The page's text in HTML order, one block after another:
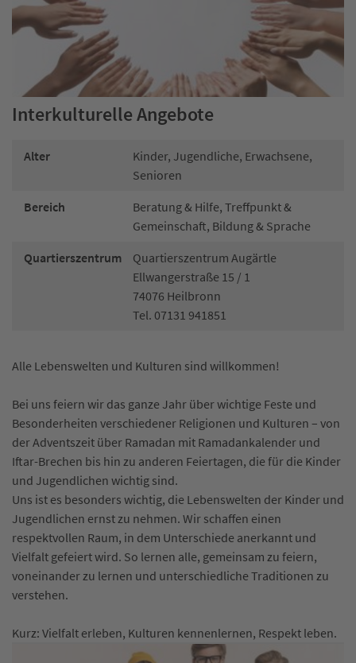
Interkulturelle Angebote
Alter
Kinder, Jugendliche, Erwachsene,
Senioren
Bereich
Beratung & Hilfe, Treffpunkt &
Gemeinschaft, Bildung & Sprache
Quartierszentrum
Quartierszentrum Augärtle
Ellwangerstraße 15 / 1
74076 Heilbronn
Tel. 07131 941851
Alle Lebenswelten und Kulturen sind willkommen!
Bei uns feiern wir das ganze Jahr über wichtige Feste und
Besonderheiten verschiedener Religionen und Kulturen – von
der Adventszeit über Ramadan mit Ramadankalender und
Iftar-Brechen bis hin zu anderen Feiertagen, die für die Kinder
und Jugendlichen wichtig sind.
Uns ist es besonders wichtig, die Lebenswelten der Kinder und
Jugendlichen ernst zu nehmen. Wir schaffen einen
respektvollen Raum, in dem Unterschiede anerkannt und
Vielfalt gefeiert wird. So lernen alle, gemeinsam zu feiern,
voneinander zu lernen und unterschiedliche Traditionen zu
verstehen.
Kurz: Vielfalt erleben, Kulturen kennenlernen, Respekt leben.